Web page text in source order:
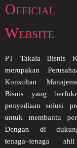
Official
Website
PT Takala Bisnis
merupakan
Konsultan
Bisnis yang
penyediaan solusi
untuk membantu
Dengan di
tenaga–tenaga